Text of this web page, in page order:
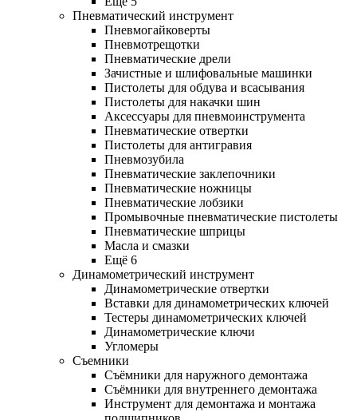
Пневматический инструмент
Пневмогайковерты
Пневмотрещотки
Пневматические дрели
Зачистные и шлифовальные машинки
Пистолеты для обдува и всасывания
Пистолеты для накачки шин
Аксессуары для пневмоинструмента
Пневматические отвертки
Пистолеты для антигравия
Пневмозубила
Пневматические заклепочники
Пневматические ножницы
Пневматические лобзики
Промывочные пневматические пистолеты
Пневматические шприцы
Масла и смазки
Ещё 6
Динамометрический инструмент
Динамометрические отвертки
Вставки для динамометрических ключей
Тестеры динамометрических ключей
Динамометрические ключи
Угломеры
Съемники
Съёмники для наружного демонтажа
Съёмники для внутреннего демонтажа
Инструмент для демонтажа и монтажа